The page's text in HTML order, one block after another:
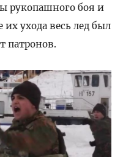
рукопашного боя и
ухода весь лед был
патронов.